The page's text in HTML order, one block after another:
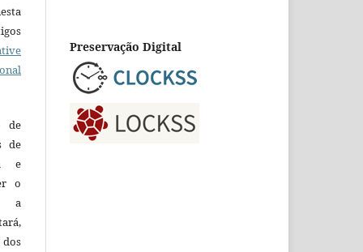
de
de
e
o
a
Preservação Digital